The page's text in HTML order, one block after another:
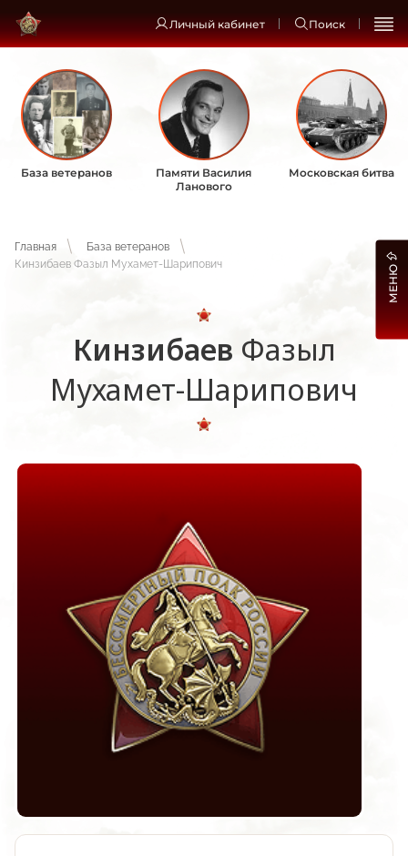
Личный кабинет Поиск
База ветеранов
Памяти Василия
Ланового
Московская битва
Главная
База ветеранов
Кинзибаев Фазыл Мухамет-Шарипович
Кинзибаев Фазыл
Мухамет-Шарипович
МЕНЮ